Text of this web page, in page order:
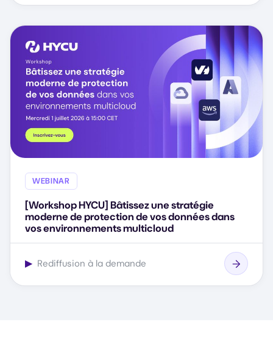
WEBINAR
[Workshop HYCU] Bâtissez une stratégie
moderne de protection de vos données dans
vos environnements multicloud
▶ Rediffusion à la demande